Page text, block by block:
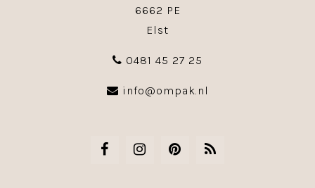
6662 PE
Elst
0481 45 27 25
info@ompak.nl